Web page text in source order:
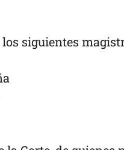
siguientes